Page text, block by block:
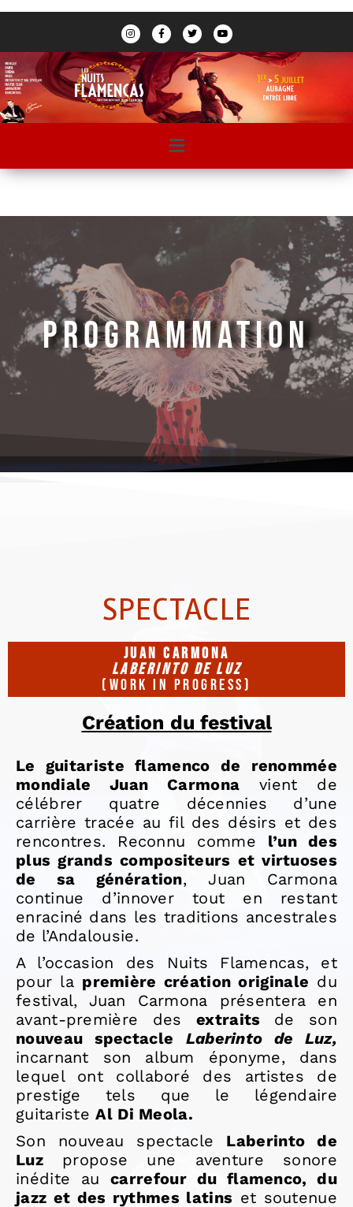
PROGRAMMATION
SPECTACLE
JUAN CARMONA
LABERINTO DE LUZ
(WORK IN PROGRESS)
Création du festival
Le guitariste flamenco de renommée
mondiale Juan Carmona vient de
célébrer quatre décennies d’une
carrière tracée au fil des désirs et des
rencontres. Reconnu comme l’un des
plus grands compositeurs et virtuoses
de sa génération, Juan Carmona
continue d’innover tout en restant
enraciné dans les traditions ancestrales
de l’Andalousie.
A l’occasion des Nuits Flamencas, et
pour la première création originale du
festival,
Juan Carmona présentera en
avant-première desextraits de son
nouveau spectacle
Laberinto de Luz,
incarnant son album éponyme, dans
lequel ont collaboré des artistes de
prestige tels que le légendaire
guitaristeAl Di Meola.
Son nouveau spectacle Laberinto de
Luzpropose une aventure sonore
inédite aucarrefour du flamenco, du
jazz et des rythmes latins et soutenue